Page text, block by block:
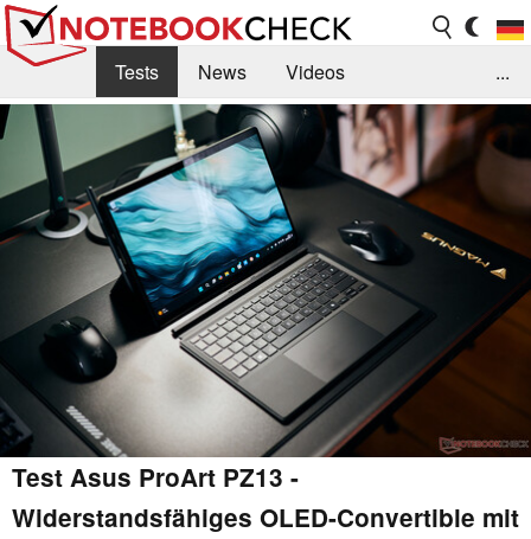
Tests News
Videos
Benchmarks & Tech
Externe Tests
Kaufberatung
Deals Suche
Jobs
Forum
...
Test Asus ProArt PZ13 -
Widerstandsfähiges OLED-Convertible mit